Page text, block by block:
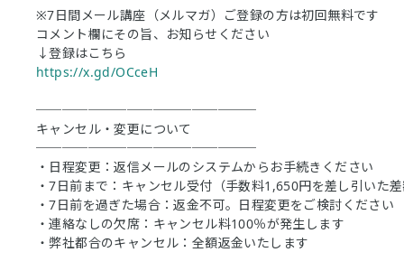
※7日間メール講座（メルマガ）ご登録の方は初回無料です
コメント欄にその旨、お知らせください
↓登録はこちら
https://x.gd/OCceH
─────────────────
キャンセル・変更について
─────────────────
・日程変更：返信メールのシステムからお手続きください
・7日前まで：キャンセル受付（手数料1,650円を差し引いた差
・7日前を過ぎた場合：返金不可。日程変更をご検討ください
・連絡なしの欠席：キャンセル料100％が発生します
・弊社都合のキャンセル：全額返金いたします